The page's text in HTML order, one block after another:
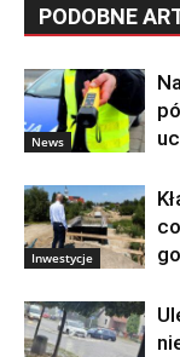
PODOBNE
News
Inwestycje